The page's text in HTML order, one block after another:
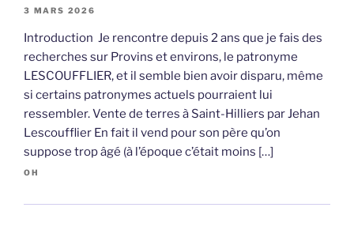
3 MARS 2026
Introduction Je rencontre depuis 2 ans que je fais des
recherches sur Provins et environs, le patronyme
LESCOUFFLIER, et il semble bien avoir disparu, même
si certains patronymes actuels pourraient lui
ressembler. Vente de terres à Saint-Hilliers par Jehan
Lescoufflier En fait il vend pour son père qu’on
suppose trop âgé (à l’époque c’était moins […]
OH